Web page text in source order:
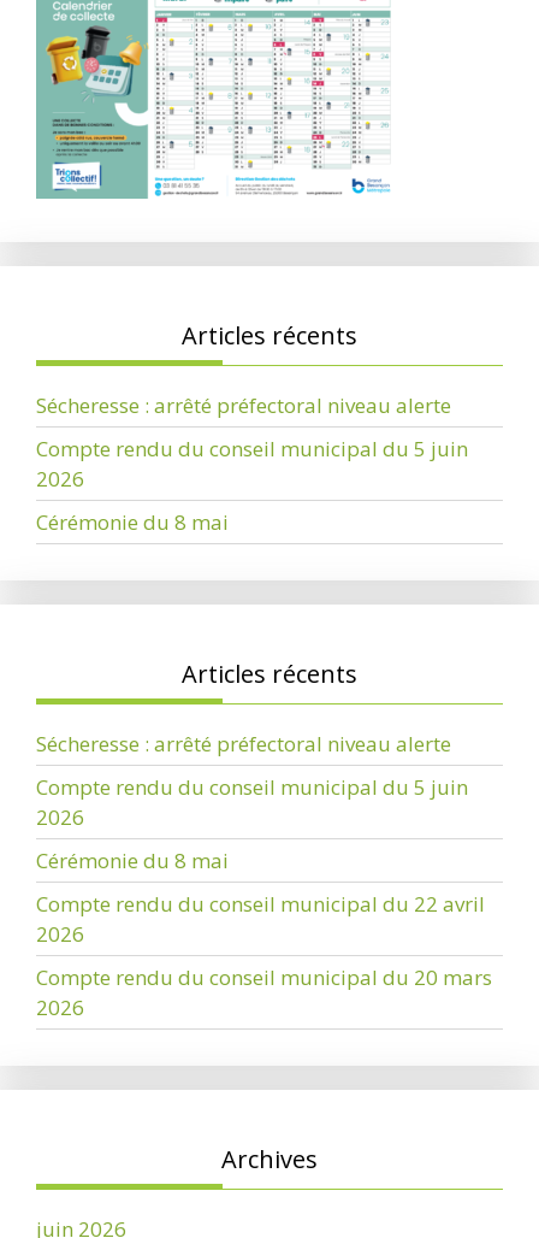
Articles récents
Sécheresse : arrêté préfectoral niveau alerte
Compte rendu du conseil municipal du 5 juin
2026
Cérémonie du 8 mai
Articles récents
Sécheresse : arrêté préfectoral niveau alerte
Compte rendu du conseil municipal du 5 juin
2026
Cérémonie du 8 mai
Compte rendu du conseil municipal du 22 avril
2026
Compte rendu du conseil municipal du 20 mars
2026
Archives
juin 2026